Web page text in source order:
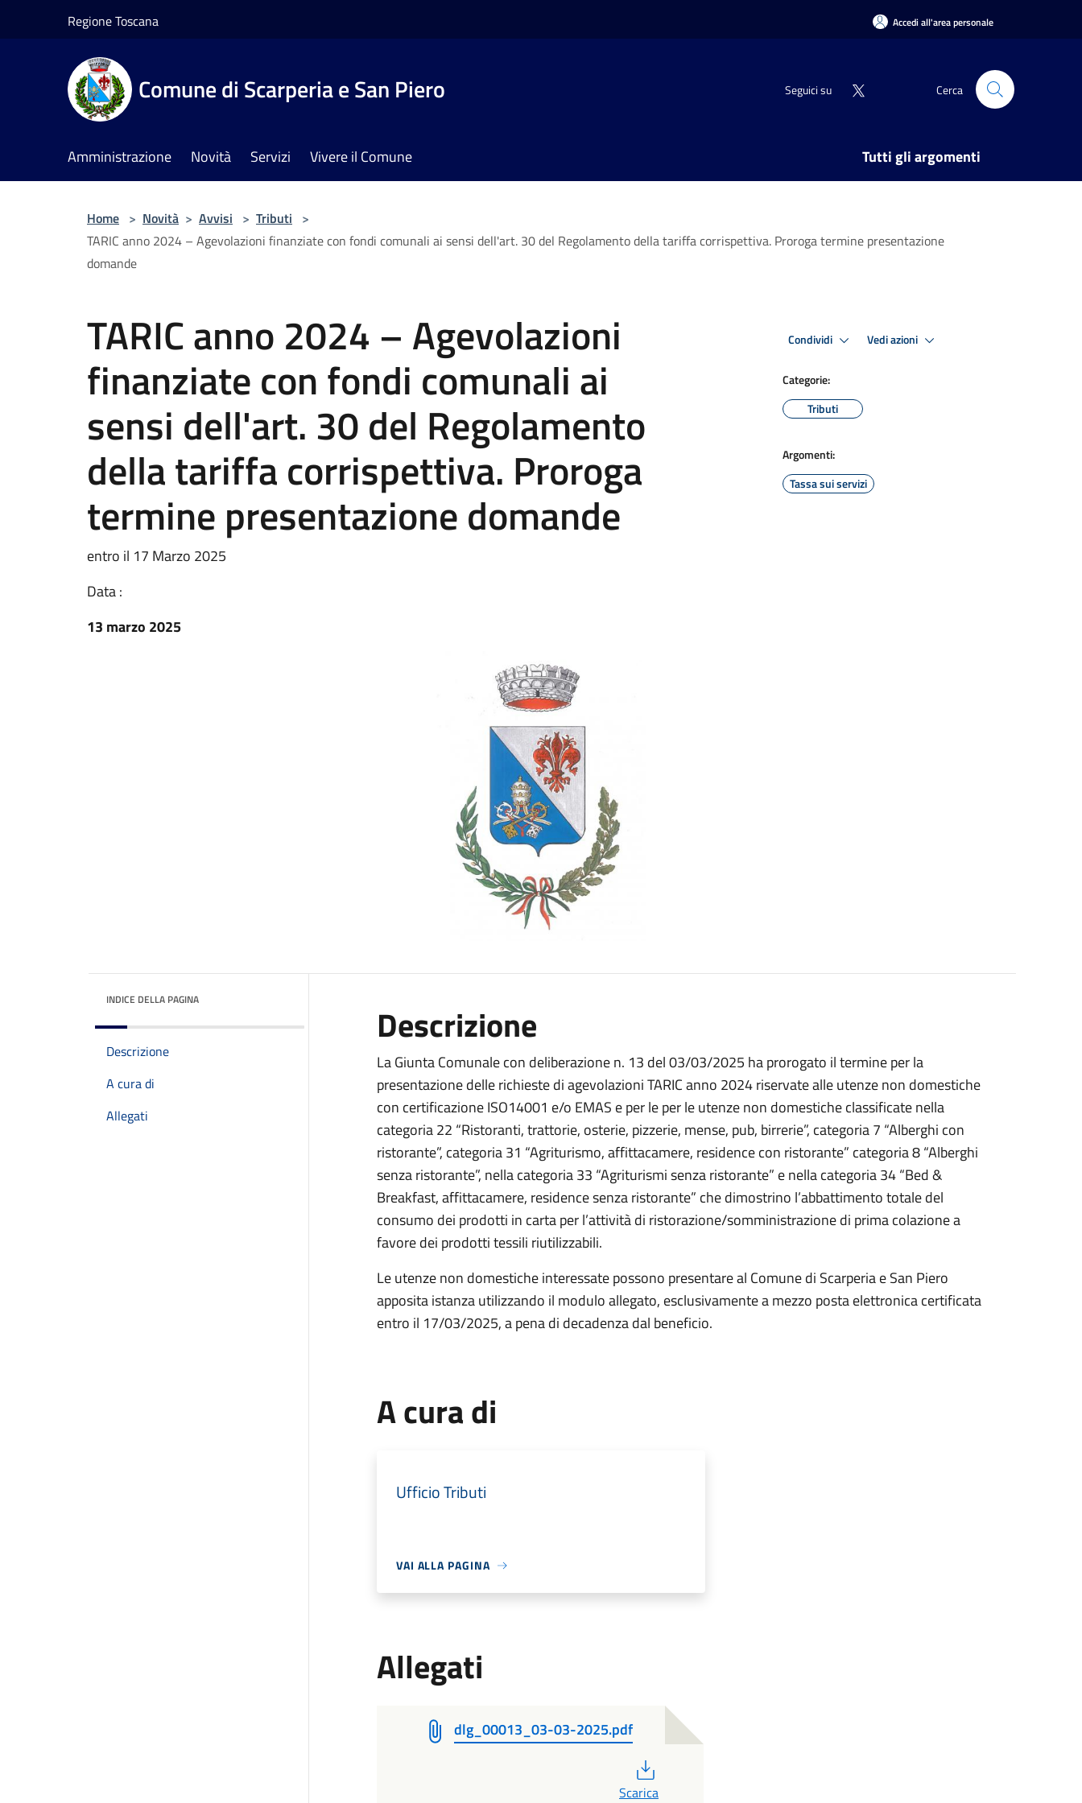
Regione Toscana Accedi all'area personale
Comune di Scarperia e San Piero Seguici su Cerca
Amministrazione Novità Servizi Vivere il Comune Tutti gli argomenti
Home > Novità > Avvisi > Tributi >
TARIC anno 2024 – Agevolazioni finanziate con fondi comunali ai sensi dell'art. 30 del Regolamento della tariffa corrispettiva. Proroga termine presentazione
domande
TARIC anno 2024 – Agevolazioni
finanziate con fondi comunali ai
sensi dell'art. 30 del Regolamento
della tariffa corrispettiva. Proroga
termine presentazione domande
entro il 17 Marzo 2025
Data :
13 marzo 2025
Condividi Vedi azioni
Categorie:
Tributi
Argomenti:
Tassa sui servizi
INDICE DELLA PAGINA
Descrizione
A cura di
Allegati
Descrizione
La Giunta Comunale con deliberazione n. 13 del 03/03/2025 ha prorogato il termine per la
presentazione delle richieste di agevolazioni TARIC anno 2024 riservate alle utenze non domestiche
con certificazione ISO14001 e/o EMAS e per le per le utenze non domestiche classificate nella
categoria 22 “Ristoranti, trattorie, osterie, pizzerie, mense, pub, birrerie”, categoria 7 “Alberghi con
ristorante”, categoria 31 “Agriturismo, affittacamere, residence con ristorante” categoria 8 “Alberghi
senza ristorante”, nella categoria 33 “Agriturismi senza ristorante” e nella categoria 34 “Bed &
Breakfast, affittacamere, residence senza ristorante” che dimostrino l’abbattimento totale del
consumo dei prodotti in carta per l’attività di ristorazione/somministrazione di prima colazione a
favore dei prodotti tessili riutilizzabili.
Le utenze non domestiche interessate possono presentare al Comune di Scarperia e San Piero
apposita istanza utilizzando il modulo allegato, esclusivamente a mezzo posta elettronica certificata
entro il 17/03/2025, a pena di decadenza dal beneficio.
A cura di
Ufficio Tributi
VAI ALLA PAGINA
Allegati
dlg_00013_03-03-2025.pdf
Scarica